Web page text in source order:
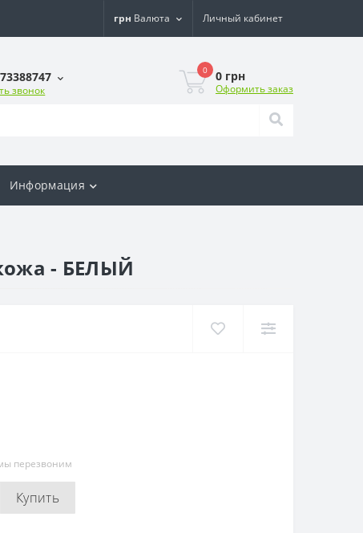
грн Валюта Личный кабинет
звонок
0 0 грн
Оформить заказ
Информация
- БЕЛЫЙ
перезвоним
Купить